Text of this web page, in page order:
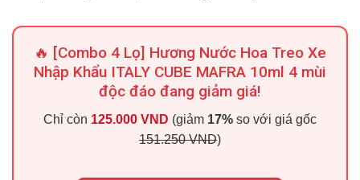
🔥 [Combo 4 Lọ] Hương Nước Hoa Treo Xe
Nhập Khẩu ITALY CUBE MAFRA 10ml 4 mùi
độc đáo đang giảm giá!
Chỉ còn 125.000 VND (giảm 17% so với giá gốc
151.250 VND)